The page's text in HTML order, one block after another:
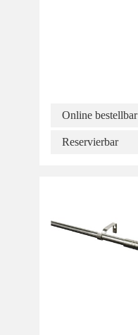
Online bestellbar
Reservierbar